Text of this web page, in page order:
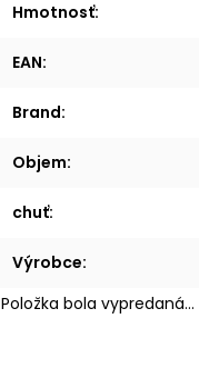
Hmotnosť:
EAN:
Brand:
Objem:
chuť:
Výrobce:
Položka bola vypredaná…